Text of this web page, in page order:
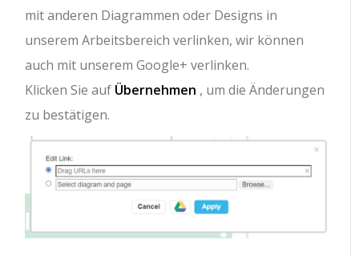
mit anderen Diagrammen oder Designs in
unserem Arbeitsbereich verlinken, wir können
auch mit unserem Google+ verlinken.
Klicken Sie auf Übernehmen , um die Änderungen
zu bestätigen.